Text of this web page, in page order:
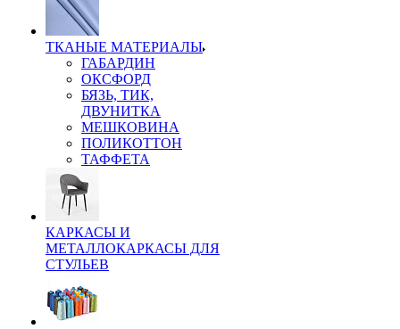
ТКАНЫЕ МАТЕРИАЛЫ
ГАБАРДИН
ОКСФОРД
БЯЗЬ, ТИК,
ДВУНИТКА
МЕШКОВИНА
ПОЛИКОТТОН
ТАФФЕТА
КАРКАСЫ И
МЕТАЛЛОКАРКАСЫ ДЛЯ
СТУЛЬЕВ